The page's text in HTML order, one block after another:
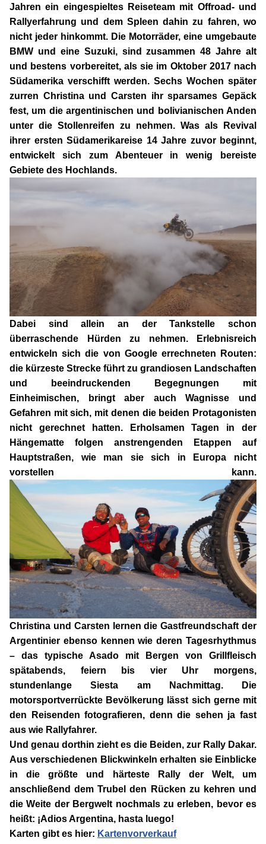
Jahren ein eingespieltes Reiseteam mit Offroad- und
Rallyerfahrung und dem Spleen dahin zu fahren, wo
nicht jeder hinkommt. Die Motorräder, eine umgebaute
BMW und eine Suzuki, sind zusammen 48 Jahre alt
und bestens vorbereitet, als sie im Oktober 2017 nach
Südamerika verschifft werden. Sechs Wochen später
zurren Christina und Carsten ihr sparsames Gepäck
fest, um die argentinischen und bolivianischen Anden
unter die Stollenreifen zu nehmen. Was als Revival
ihrer ersten Südamerikareise 14 Jahre zuvor beginnt,
entwickelt sich zum Abenteuer in wenig bereiste
Gebiete des Hochlands.
Dabei sind allein an der Tankstelle schon
überraschende Hürden zu nehmen. Erlebnisreich
entwickeln sich die von Google errechneten Routen:
die kürzeste Strecke führt zu grandiosen Landschaften
und beeindruckenden Begegnungen mit
Einheimischen, bringt aber auch Wagnisse und
Gefahren mit sich, mit denen die beiden Protagonisten
nicht gerechnet hatten. Erholsamen Tagen in der
Hängematte folgen anstrengenden Etappen auf
Hauptstraßen, wie man sie sich in Europa nicht
vorstellen kann.
Christina und Carsten lernen die Gastfreundschaft der
Argentinier ebenso kennen wie deren Tagesrhythmus
– das typische Asado mit Bergen von Grillfleisch
spätabends, feiern bis vier Uhr morgens,
stundenlange Siesta am Nachmittag. Die
motorsportverrückte Bevölkerung lässt sich gerne mit
den Reisenden fotografieren, denn die sehen ja fast
aus wie Rallyfahrer.
Und genau dorthin zieht es die Beiden, zur Rally Dakar.
Aus verschiedenen Blickwinkeln erhalten sie Einblicke
in die größte und härteste Rally der Welt, um
anschließend dem Trubel den Rücken zu kehren und
die Weite der Bergwelt nochmals zu erleben, bevor es
heißt: ¡Adios Argentina, hasta luego!
Karten gibt es hier: Kartenvorverkauf